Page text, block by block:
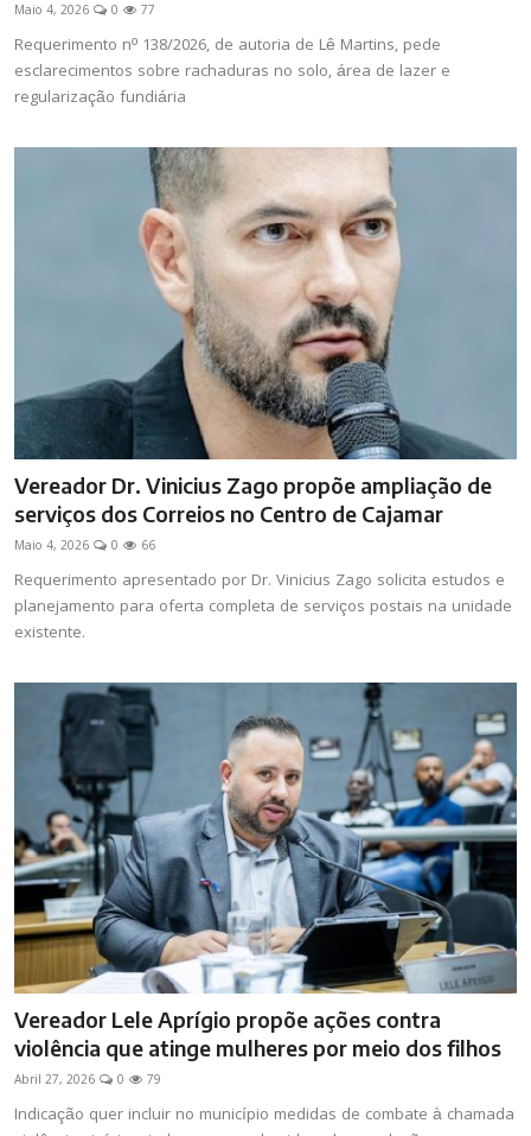
Maio 4, 2026 0 77
Requerimento nº 138/2026, de autoria de Lê Martins, pede
esclarecimentos sobre rachaduras no solo, área de lazer e
regularização fundiária
Vereador Dr. Vinicius Zago propõe ampliação de
serviços dos Correios no Centro de Cajamar
Maio 4, 2026 0 66
Requerimento apresentado por Dr. Vinicius Zago solicita estudos e
planejamento para oferta completa de serviços postais na unidade
existente.
Vereador Lele Aprígio propõe ações contra
violência que atinge mulheres por meio dos filhos
Abril 27, 2026 0 79
Indicação quer incluir no município medidas de combate à chamada